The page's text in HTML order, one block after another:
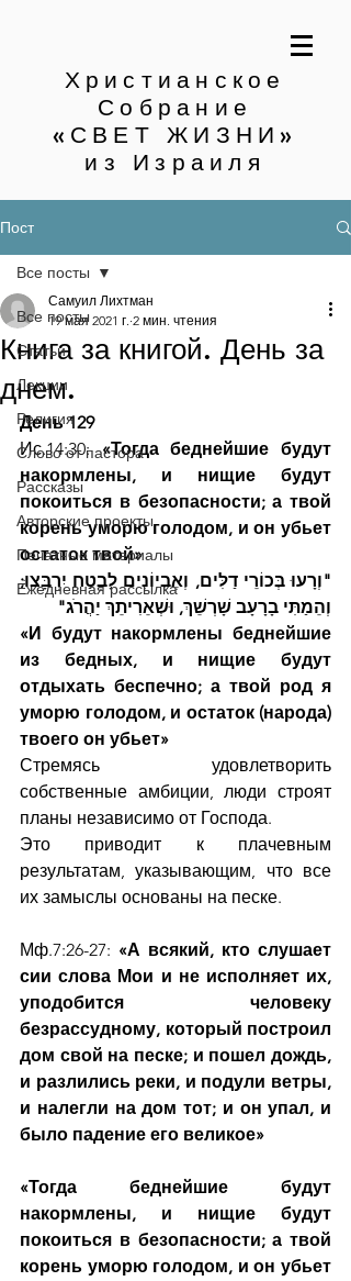
Христианское
Собрание
«СВЕТ ЖИЗНИ»
из Израиля
Пост
Все посты
Статьи
Лекции
Религия
Слово от пастора
Рассказы
Авторские проекты
Печатные материалы
Ежедневная рассылка
Все посты
Книга за книгой. День за
днем.
Самуил Лихтман
19 мая 2021 г. 2 мин. чтения
День 129
Ис.14:30: «Тогда беднейшие будут
накормлены, и нищие будут
покоиться в безопасности; а твой
корень уморю голодом, и он убьет
остаток твой»
"וְרָעוּ בְּכוֹרֵי דַלִּים, וְאֶבְיוֹנִים לָבֶטַח יִרְבָּצוּ;
וְהֵמַתִּי בָרָעָב שָׁרְשֵׁךְ, וּשְׁאֵרִיתֵךְ יַהֲרֹג"
«И будут накормлены беднейшие
из бедных, и нищие будут
отдыхать беспечно; а твой род я
уморю голодом, и остаток (народа)
твоего он убьет»
Стремясь удовлетворить
собственные амбиции, люди строят
планы независимо от Господа.
Это приводит к плачевным
результатам, указывающим, что все
их замыслы основаны на песке.
Мф.7:26-27: «А всякий, кто слушает
сии слова Мои и не исполняет их,
уподобится человеку
безрассудному, который построил
дом свой на песке; и пошел дождь,
и разлились реки, и подули ветры,
и налегли на дом тот; и он упал, и
было падение его великое»
«Тогда беднейшие будут
накормлены, и нищие будут
покоиться в безопасности; а твой
корень уморю голодом, и он убьет